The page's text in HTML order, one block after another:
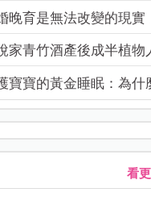
也揪心！無印良品店員
晚育是無法改變的現實
家青竹酒產後成半植物
寶寶的黃金睡眠：為什
看